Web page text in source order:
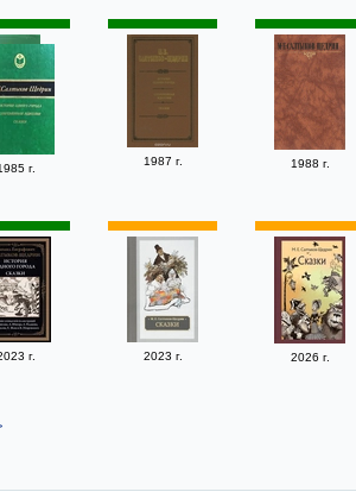
г.
1987 г. 1988 г.
г. 2023 г. 2026 г.